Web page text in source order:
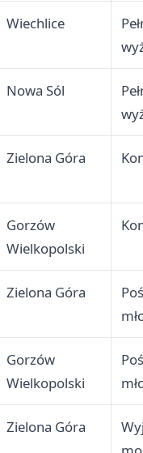
Wiechlice
Nowa Sól
Zielona Góra
Gorzów
Wielkopolski
Zielona Góra
Gorzów
Wielkopolski
Zielona Góra